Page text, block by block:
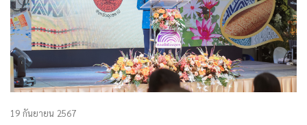
19 กันยายน 2567